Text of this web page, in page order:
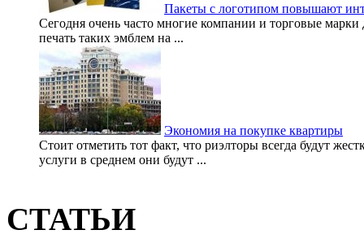
Пакеты с логотипом повышают
Сегодня очень часто многие компании и торговые
печать таких эмблем на ...
Экономия на покупке квартиры
Стоит отметить тот факт, что риэлторы всегда будут
услуги в среднем они будут ...
СТАТЬИ